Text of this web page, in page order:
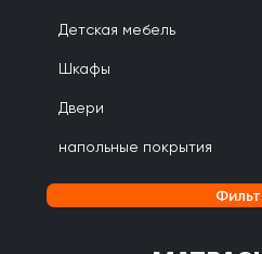
Детская мебель
Шкафы
Двери
напольные покрытия